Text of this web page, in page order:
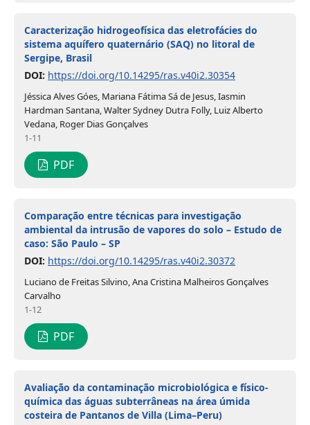
Caracterização hidrogeofísica das eletrofácies do
sistema aquífero quaternário (SAQ) no litoral de
Sergipe, Brasil
DOI: https://doi.org/10.14295/ras.v40i2.30354
Jéssica Alves Góes, Mariana Fátima Sá de Jesus, Iasmin
Hardman Santana, Walter Sydney Dutra Folly, Luiz Alberto
Vedana, Roger Dias Gonçalves
1-11
PDF
Comparação entre técnicas para investigação
ambiental da intrusão de vapores do solo – Estudo de
caso: São Paulo – SP
DOI: https://doi.org/10.14295/ras.v40i2.30372
Luciano de Freitas Silvino, Ana Cristina Malheiros Gonçalves
Carvalho
1-12
PDF
Avaliação da contaminação microbiológica e físico-
química das águas subterrâneas na área úmida
costeira de Pantanos de Villa (Lima–Peru)